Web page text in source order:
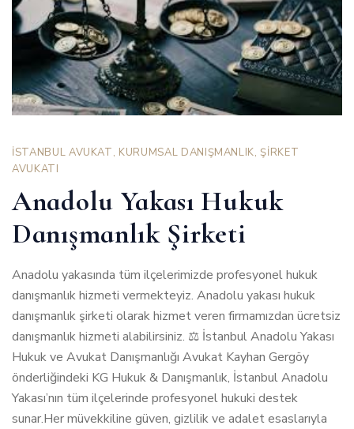
İSTANBUL AVUKAT, KURUMSAL DANIŞMANLIK, ŞİRKET
AVUKATI
Anadolu Yakası Hukuk
Danışmanlık Şirketi
Anadolu yakasında tüm ilçelerimizde profesyonel hukuk
danışmanlık hizmeti vermekteyiz. Anadolu yakası hukuk
danışmanlık şirketi olarak hizmet veren firmamızdan ücretsiz
danışmanlık hizmeti alabilirsiniz. ⚖️ İstanbul Anadolu Yakası
Hukuk ve Avukat Danışmanlığı Avukat Kayhan Gergöy
önderliğindeki KG Hukuk & Danışmanlık, İstanbul Anadolu
Yakası’nın tüm ilçelerinde profesyonel hukuki destek
sunar.Her müvekkiline güven, gizlilik ve adalet esaslarıyla